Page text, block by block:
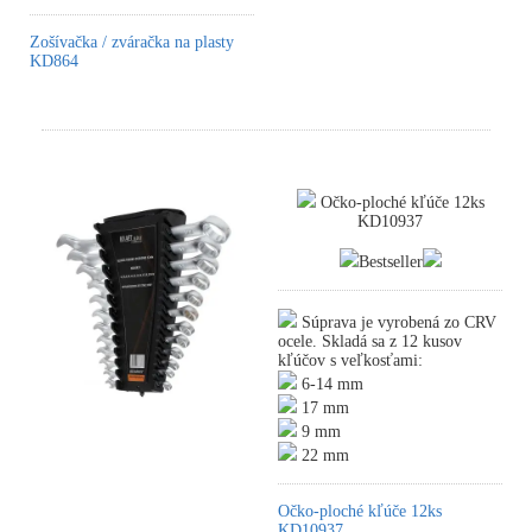
Zošívačka / zváračka na plasty
KD864
Očko-ploché kľúče 12ks
KD10937
Bestseller
Súprava je vyrobená zo CRV
ocele. Skladá sa z 12 kusov
kľúčov s veľkosťami:
6-14 mm
17 mm
9 mm
22 mm
Očko-ploché kľúče 12ks